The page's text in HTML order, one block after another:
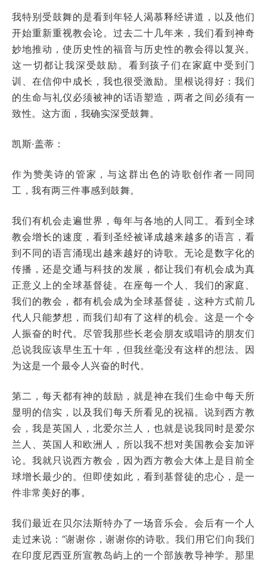
我特别受鼓舞的是看到年轻人渴慕释经讲道，以及他们
开始重新重视教会论。过去二十几年来，我们看到神奇
妙地推动，使历史性的福音与历史性的教会得以复兴。
这一切都让我深受鼓励。看到孩子们在家庭中受到门
训、在信仰中成长，我也很受激励。里根说得好：我们
的生命与礼仪必须被神的话语塑造，两者之间必须有一
致性。这方面，我确实深受鼓舞。
凯斯·盖蒂：
作为赞美诗的管家，与这群出色的诗歌创作者一同同
工，我有两三件事感到鼓舞。
我们有机会走遍世界，每年与各地的人同工。看到全球
教会增长的速度，看到圣经被译成越来越多的语言，看
到不同的语言涌现出越来越好的诗歌。无论是数字化的
传播，还是交通与科技的发展，都让我们有机会成为真
正意义上的全球基督徒。在座每一个人、我们的家庭、
我们的教会，都有机会成为全球基督徒，这种方式前几
代人只能梦想，而我们却有了这样的机会。这是一个令
人振奋的时代。尽管我那些长老会朋友或唱诗的朋友们
总说我应该早生五十年，但我丝毫没有这样的想法。因
为这是一个最令人兴奋的时代。
第二，每天都有神的鼓励，就是神在我们生命中每天所
显明的信实，以及我们每天所看见的祝福。说到西方教
会，我是英国人，北爱尔兰人，也就是说我同时是爱尔
兰人、英国人和欧洲人，所以我不想对美国教会妄加评
论。我就只说西方教会，因为西方教会大体上是目前全
球增长最少的。但即使如此，看到基督徒的忠心，是一
件非常美好的事。
我们最近在贝尔法斯特办了一场音乐会。会后有一个人
走过来说：“谢谢你，谢谢你的诗歌。我们用它们向我们
在印度尼西亚所宣教岛屿上的一个部族教导神学。那里